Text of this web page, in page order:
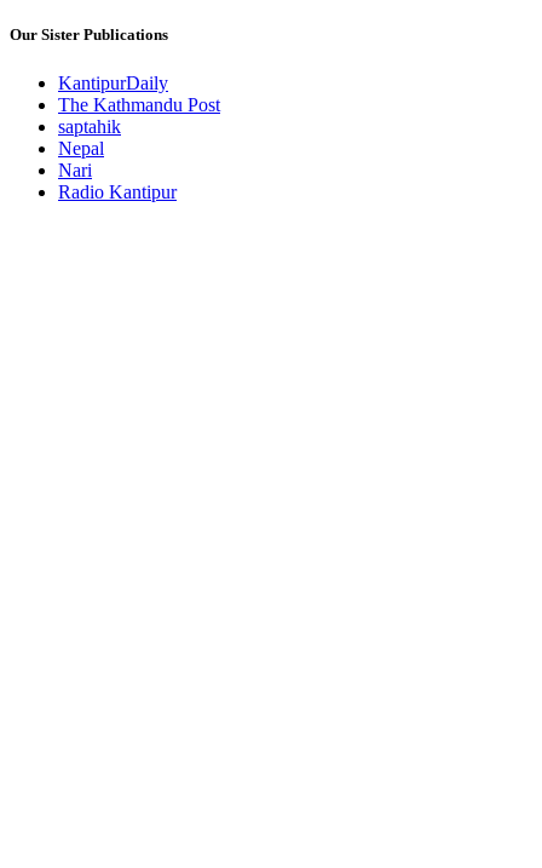
Our Sister Publications
KantipurDaily
The Kathmandu Post
saptahik
Nepal
Nari
Radio Kantipur